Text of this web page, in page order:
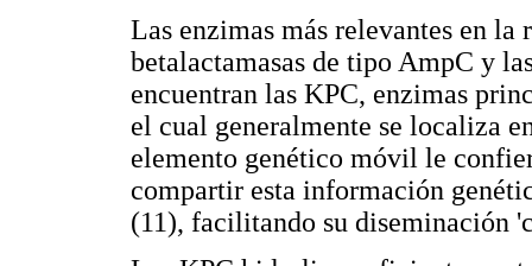
Las enzimas más relevantes en la
betalactamasas de tipo AmpC y
encuentran las KPC, enzimas
el cual generalmente se localiza
elemento genético móvil le
compartir esta información
(11), facilitando su diseminación